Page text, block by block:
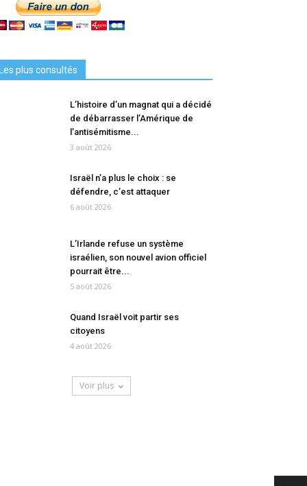
Les plus consultés
L’histoire d’un magnat qui a décidé
de débarrasser l’Amérique de
l’antisémitisme...
3 août 2026
Israël n’a plus le choix : se
défendre, c’est attaquer
6 août 2026
L’Irlande refuse un système
israélien, son nouvel avion officiel
pourrait être...
5 août 2026
Quand Israël voit partir ses
citoyens
4 août 2026
Voir plus